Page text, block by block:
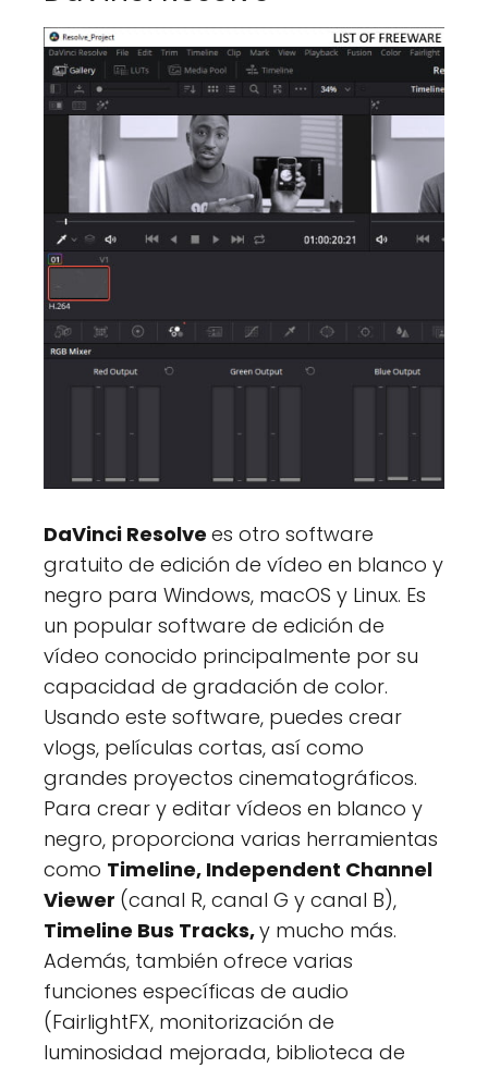
DaVinci Resolve es otro software
gratuito de edición de vídeo en blanco y
negro para Windows, macOS y Linux. Es
un popular software de edición de
vídeo conocido principalmente por su
capacidad de gradación de color.
Usando este software, puedes crear
vlogs, películas cortas, así como
grandes proyectos cinematográficos.
Para crear y editar vídeos en blanco y
negro, proporciona varias herramientas
como Timeline, Independent Channel
Viewer (canal R, canal G y canal B),
Timeline Bus Tracks,y mucho más.
Además, también ofrece varias
funciones específicas de audio
(FairlightFX, monitorización de
luminosidad mejorada, biblioteca de